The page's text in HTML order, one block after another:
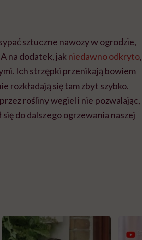
sztuczne nawozy w ogrodzie,
na dodatek, jakniedawno odkryto,
Ich strzępki przenikają bowiem
rozkładają się tam zbyt szybko.
rośliny węgiel i nie pozwalając,
do dalszego ogrzewania naszej